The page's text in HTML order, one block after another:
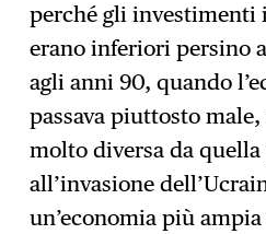
perché gli
erano inferiori persino
agli anni 90, quando
passava piuttosto
molto diversa da quella
all’invasione
un’economia più